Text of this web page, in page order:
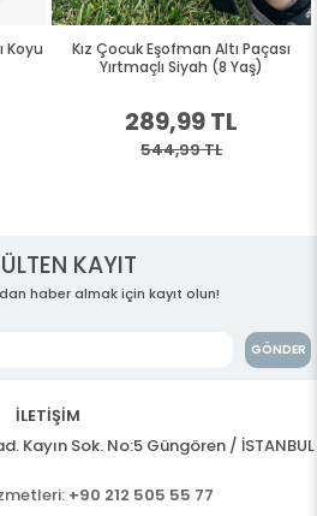
Koyu
Kız Çocuk Eşofman Altı Paçası
Yırtmaçlı Siyah (8 Yaş)
289,99 TL
544,99 TL
KAYIT
haber almak için kayıt olun!
GÖNDER
İLETİŞİM
Kayın Sok. No:5 Güngören / İSTANBUL
+90 212 505 55 77